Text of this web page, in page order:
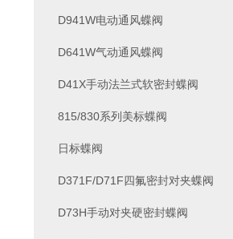
D941W电动通风蝶阀
D641W气动通风蝶阀
D41X手动法兰式软密封蝶阀
815/830系列美标蝶阀
日标蝶阀
D371F/D71F四氟密封对夹蝶阀
D73H手动对夹硬密封蝶阀